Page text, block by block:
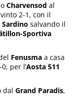
Charvensod al
2-1, con il
Sardino salvando il
Sportiva
Fenusma a casa
per l’Aosta 511
dalGrand Paradis,